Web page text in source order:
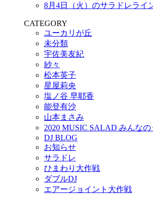
8月4日（火）のサラドレライ
CATEGORY
ユーカリが丘
未分類
宇佐美友紀
紗々
松本英子
星屋莉央
塩ノ谷 早耶香
能登有沙
山本まさみ
2020 MUSIC SALAD みんな
DJ BLOG
お知らせ
サラドレ
ひまわり大作戦
ダブルDJ
エアージョイント大作戦